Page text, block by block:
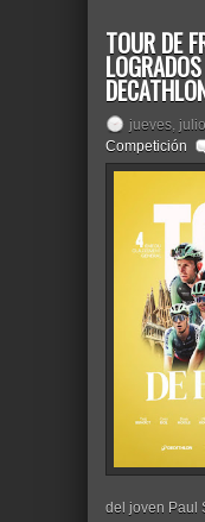
TOUR DE
jueves,
Competición
del joven Paul